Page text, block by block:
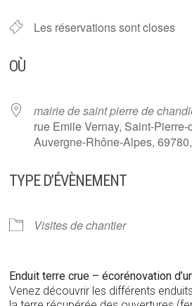
Les réservations sont closes
OÙ
mairie de saint pierre de
rue Emile Vernay, Saint-
Auvergne-Rhône-Alpes,
TYPE D’ÉVÈNEMENT
Visites de chantier
Enduit terre crue – écorénovation
Venez découvrir les différents